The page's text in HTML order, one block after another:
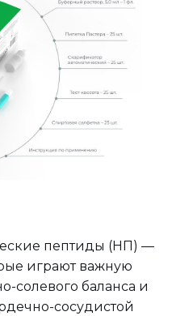
пептиды (НП) —
играют важную
солевого баланса и
сосудистой